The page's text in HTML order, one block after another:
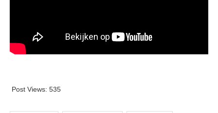
Post Views: 535